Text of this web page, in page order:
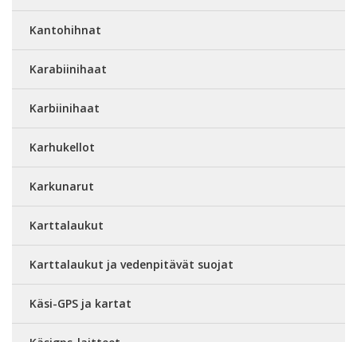
Kantohihnat
Karabiinihaat
Karbiinihaat
Karhukellot
Karkunarut
Karttalaukut
Karttalaukut ja vedenpitävät suojat
Käsi-GPS ja kartat